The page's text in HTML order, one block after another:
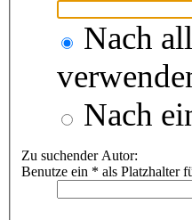
Nach
Nach
Zu suchender Autor:
Benutze ein * als Platzhalter